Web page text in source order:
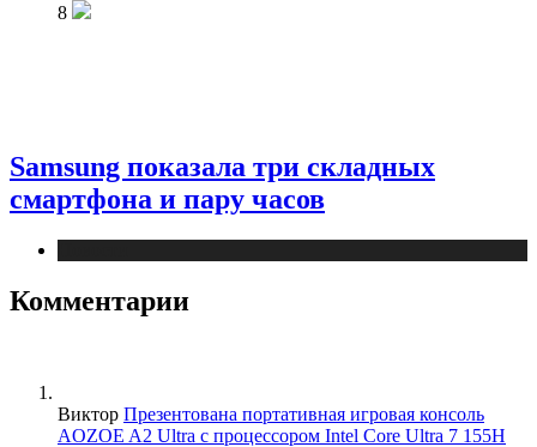
8
Samsung показала три складных
смартфона и пару часов
Комментарии
Виктор Презентована портативная игровая консоль
AOZOE A2 Ultra с процессором Intel Core Ultra 7 155H